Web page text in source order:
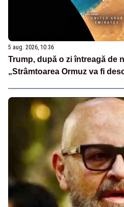
5 aug. 2026, 10:36
Trump, după o zi întreagă de
„Strâmtoarea Ormuz va fi